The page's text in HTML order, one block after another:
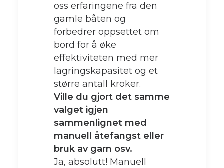
oss erfaringene fra den
gamle båten og
forbedrer oppsettet om
bord for å øke
effektiviteten med mer
lagringskapasitet og et
større antall kroker.
Ville du gjort det samme
valget igjen
sammenlignet med
manuell åtefangst eller
bruk av garn osv.
Ja, absolutt! Manuell